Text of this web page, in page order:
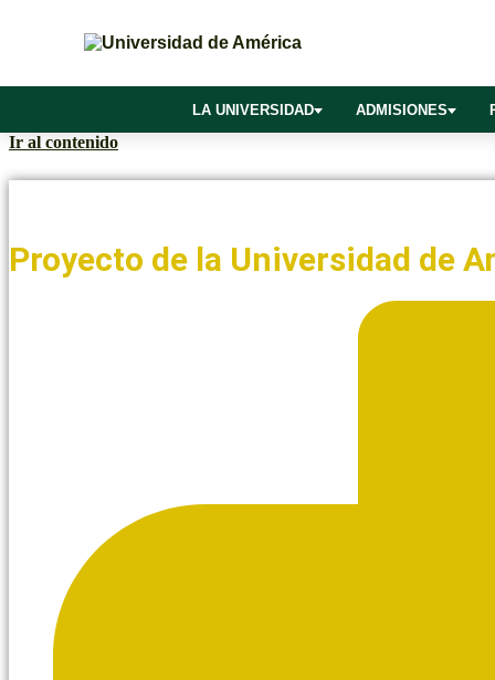
Ir al contenido
LA UNIVERSIDAD ADMISIONES
Proyecto de la Universidad de